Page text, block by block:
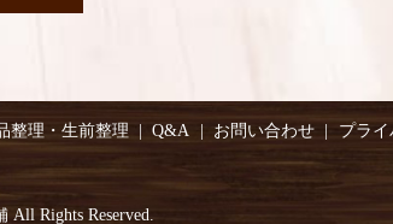
整理・生前整理 Q&A お問い合わせ
プラ
Rights Reserved.